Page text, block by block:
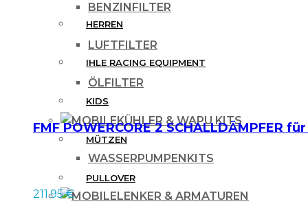
BENZINFILTER
LUFTFILTER
ÖLFILTER
KÜHLER & WAPU KITS
WASSERPUMPENKITS
LENKER & ARMATUREN
HERREN
IHLE RACING EQUIPMENT
KIDS
MÜTZEN
PULLOVER
FMF POWERCORE 2 SCHALLDÄMPFER
211.95€